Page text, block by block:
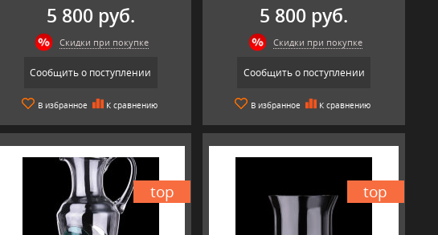
5 800 руб.
Скидки при покупке
Сообщить о поступлении
В избранное К сравнению
5 800 руб.
Скидки при покупке
Сообщить о поступлении
В избранное К сравнению
top top